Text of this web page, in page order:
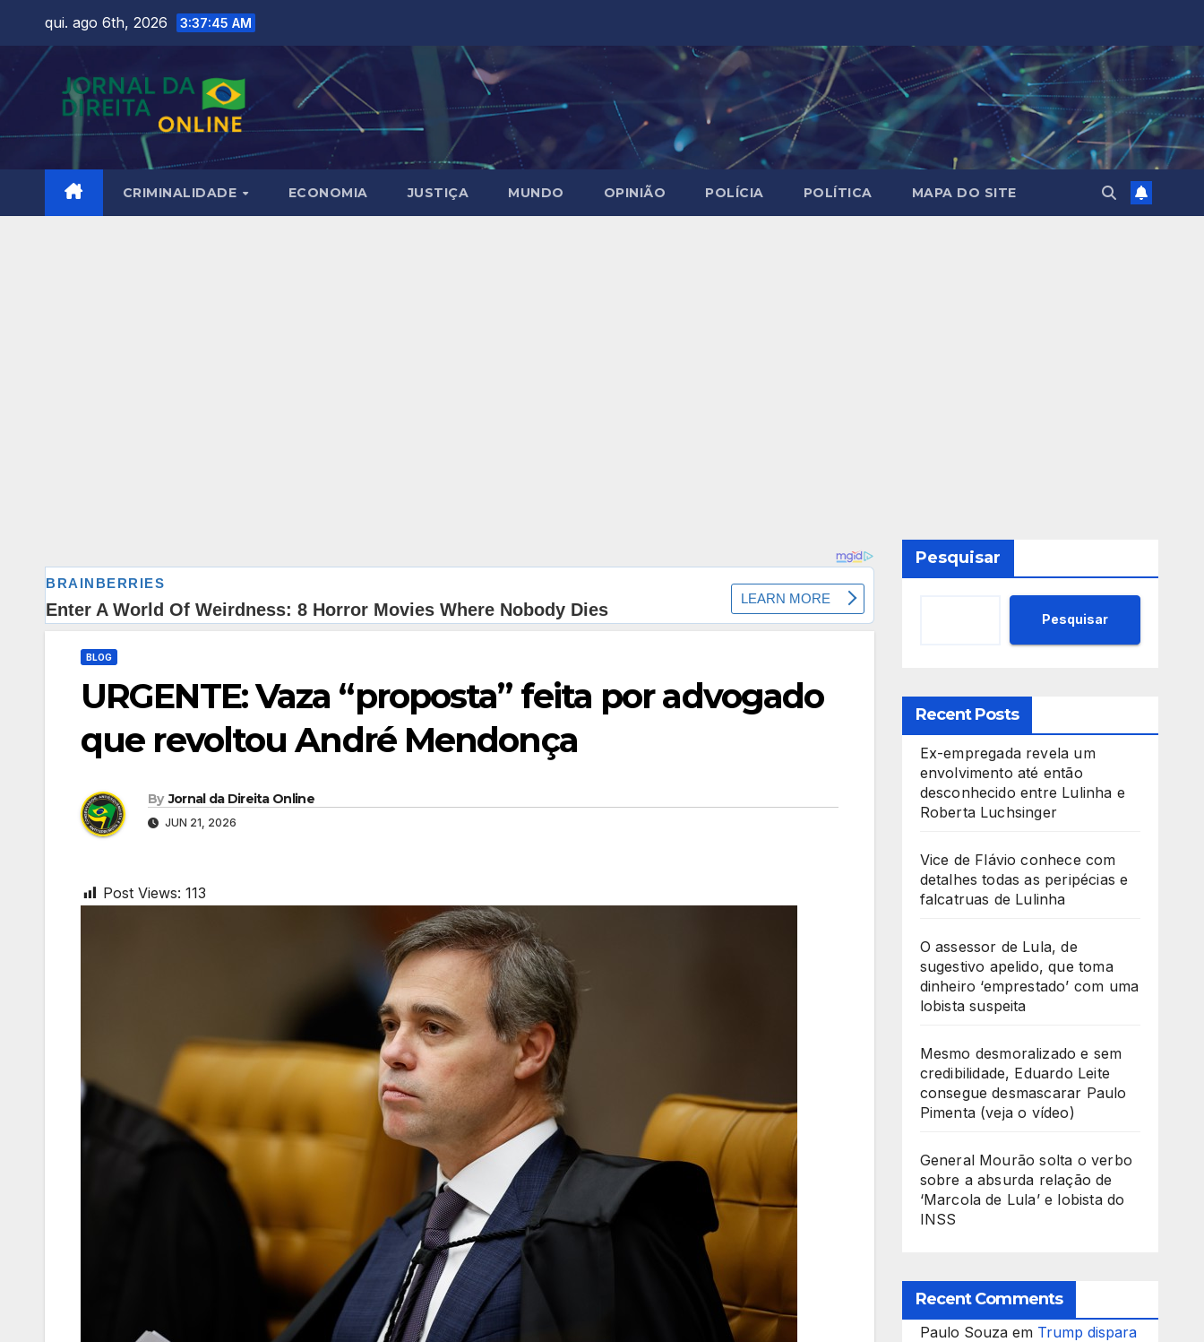
content
qui. ago 6th, 2026 3:37:46 AM
CRIMINALIDADE ECONOMIA JUSTIÇA MUNDO OPINIÃO POLÍCIA POLÍTICA MAPA DO SITE
BLOG
URGENTE: Vaza “proposta” feita por advogado
que revoltou André Mendonça
By Jornal da Direita Online
JUN 21, 2026
Post Views: 113
Pesquisar
Pesquisar
Recent Posts
Ex-empregada revela um
envolvimento até então
desconhecido entre Lulinha e
Roberta Luchsinger
Vice de Flávio conhece com
detalhes todas as peripécias e
falcatruas de Lulinha
O assessor de Lula, de
sugestivo apelido, que toma
dinheiro ‘emprestado’ com uma
lobista suspeita
Mesmo desmoralizado e sem
credibilidade, Eduardo Leite
consegue desmascarar Paulo
Pimenta (veja o vídeo)
General Mourão solta o verbo
sobre a absurda relação de
‘Marcola de Lula’ e lobista do
INSS
Recent Comments
Paulo Souzaem Trump dispara